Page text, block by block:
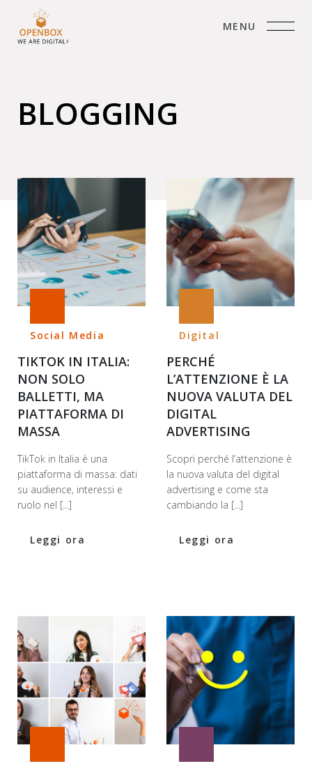
MENU
BLOGGING
Social Media
TIKTOK IN ITALIA:
NON SOLO
BALLETTI, MA
PIATTAFORMA DI
MASSA
TikTok in Italia è una
piattaforma di massa: dati
su audience, interessi e
ruolo nel [...]
Leggi ora
Digital
PERCHÉ
L’ATTENZIONE È LA
NUOVA VALUTA DEL
DIGITAL
ADVERTISING
Scopri perché l’attenzione è
la nuova valuta del digital
advertising e come sta
cambiando la [...]
Leggi ora